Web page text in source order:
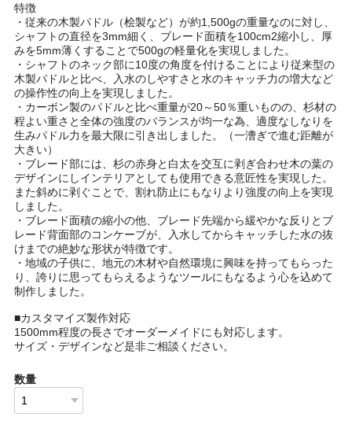
特徴
・従来の木製パドル（桧製など）が約1,500gの重量なのに対し、
シャフトの直径を3mm細く、ブレード面積を100cm2縮小し、厚
みを5mm薄くすることで500gの軽量化を実現しました。
・シャフトのネック部に10度の角度を付けることにより従来型の
木製パドルと比べ、入水のしやすさと水のキャッチ力の増大など
の操作性の向上を実現しました。
・カーボン製のパドルと比べ重量が20～50％重いものの、杉材の
程よい重さと全体の強度のバランスが均一な為、適度なしなりを
生みパドル力を最大限に引き出しました。（一漕ぎで進む距離が
大きい）
・ブレード部には、杉の赤身と白太を交互に剥ぎ合わせ木の葉の
デザインにしインテリアとしても使用できる意匠性を実現した。
また斜めに剥ぐことで、割れ防止にもなりより強度の向上を実現
しました。
・ブレード面積の縮小の他、ブレード先端から緩やかな反りとブ
レード背面部のコンケーブが、入水してからキャッチした水の抜
けまでの絶妙な形状が特徴です。
・地域の子供に、地元の木材や自然環境に興味を持ってもらった
り、誇りに思ってもらえるようなツールにもなるよう心を込めて
制作しました。
■カスタマイズ製作対応
1500mm程度の長さでオーダーメイドにも対応します。
サイズ・デザインなど是非ご相談ください。
数量